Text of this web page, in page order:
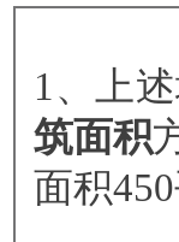
1、上
筑面积
面积